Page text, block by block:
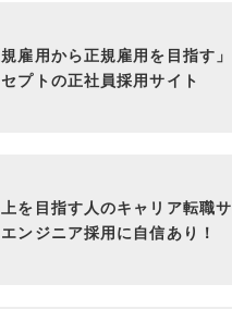
規雇用から正規雇用を目指す」
プトの正社員採用サイト
を目指す人のキャリア転職サ
ンジニア採用に自信あり！